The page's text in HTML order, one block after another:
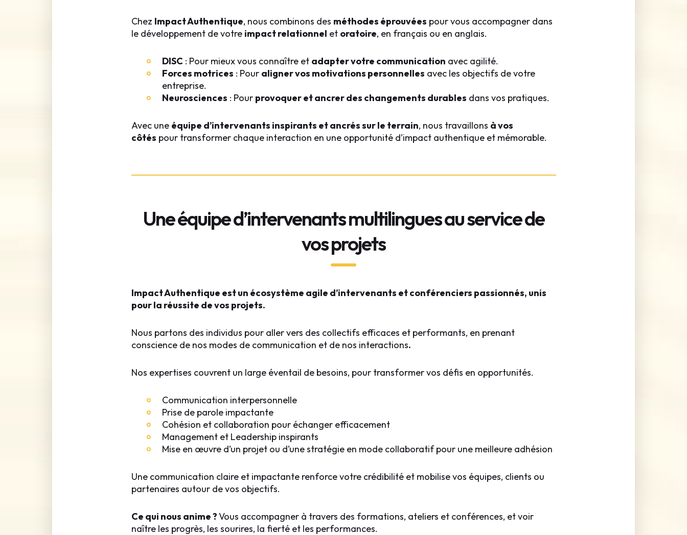
Chez Impact Authentique, nous combinons des méthodes éprouvées pour vous accompagner dans
le développement de votre impact relationnel et oratoire, en français ou en anglais.
DISC: Pour mieux vous connaître et adapter votre communication avec agilité.
Forces motrices : Pour aligner vos motivations personnelles avec les objectifs de votre
entreprise.
Neurosciences : Pour provoquer et ancrer des changements durables dans vos pratiques.
Avec une équipe d’intervenants inspirants et ancrés sur le terrain, nous travaillons à vos
côtés pour transformer chaque interaction en une opportunité d’impact authentique et mémorable.
Une équipe d’intervenants multilingues au service de
vos projets
Impact Authentique est un écosystème agile d’intervenants et conférenciers passionnés, unis
pour la réussite de vos projets.
Nous partons des individus pour aller vers des collectifs efficaces et performants, en prenant
conscience de nos modes de communication et de nos interactions.
Nos expertises couvrent un large éventail de besoins, pour transformer vos défis en opportunités.
Communication interpersonnelle
Prise de parole impactante
Cohésion et collaboration pour échanger efficacement
Management et Leadership inspirants
Mise en œuvre d’un projet ou d’une stratégie en mode collaboratif pour une meilleure adhésion
Une communication claire et impactante renforce votre crédibilité et mobilise vos équipes, clients ou
partenaires autour de vos objectifs.
Ce qui nous anime ?Vous accompagner à travers des formations, ateliers et conférences, et voir
naître les progrès, les sourires, la fierté et les performances.
vleroy@impact-authentique.com